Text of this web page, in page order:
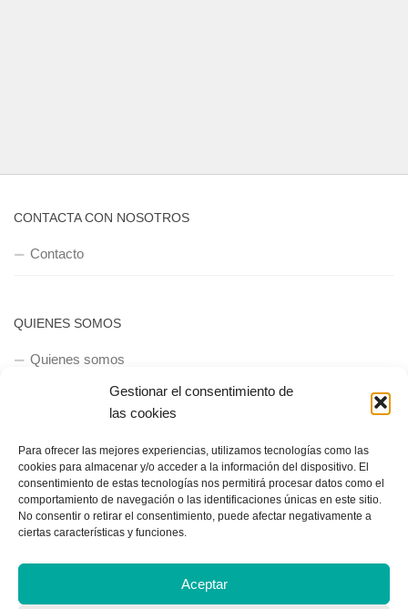
Gestionar el consentimiento de
las cookies
Para ofrecer las mejores experiencias, utilizamos tecnologías como las
cookies para almacenar y/o acceder a la información del dispositivo. El
consentimiento de estas tecnologías nos permitirá procesar datos como el
comportamiento de navegación o las identificaciones únicas en este sitio.
No consentir o retirar el consentimiento, puede afectar negativamente a
ciertas características y funciones.
Aceptar
CONTACTA CON NOSOTROS
Contacto
QUIENES SOMOS
Quienes somos
Política de privacidad